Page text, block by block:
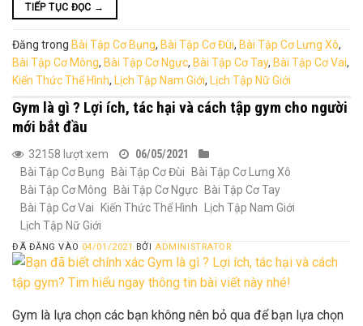
TIẾP TỤC ĐỌC →
Đăng trong Bài Tập Cơ Bụng, Bài Tập Cơ Đùi, Bài Tập Cơ Lưng Xô,
Bài Tập Cơ Mông, Bài Tập Cơ Ngực, Bài Tập Cơ Tay, Bài Tập Cơ Vai,
Kiến Thức Thể Hình, Lịch Tập Nam Giới, Lịch Tập Nữ Giới
Gym là gì ? Lợi ích, tác hại và cách tập gym cho người
mới bắt đầu
32158 lượt xem
06/05/2021
Bài Tập Cơ Bụng
Bài Tập Cơ Đùi
Bài Tập Cơ Lưng Xô
Bài Tập Cơ Mông
Bài Tập Cơ Ngực
Bài Tập Cơ Tay
Bài Tập Cơ Vai
Kiến Thức Thể Hình
Lịch Tập Nam Giới
Lịch Tập Nữ Giới
ĐÃ ĐĂNG VÀO 04/01/2021 BỞIADMINISTRATOR
Gym là lựa chọn các bạn không nên bỏ qua để bạn lựa chọn